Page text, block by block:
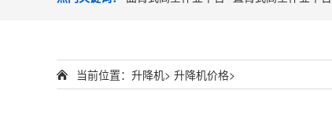
当前位置： 升降机> 升降机价格>